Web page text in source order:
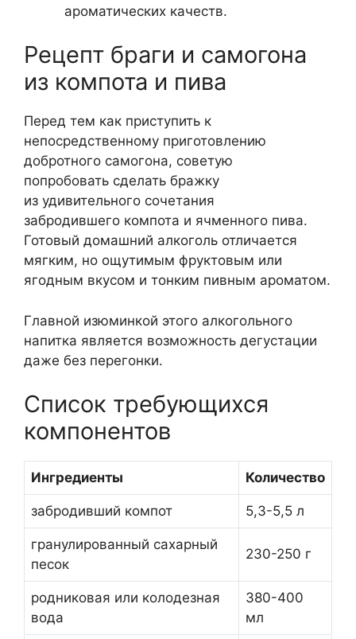
ароматических качеств.
Рецепт браги и самогона
из компота и пива
Перед тем как приступить к
непосредственному приготовлению
добротного самогона, советую
попробовать сделать бражку
из удивительного сочетания
забродившего компота и ячменного пива.
Готовый домашний алкоголь отличается
мягким, но ощутимым фруктовым или
ягодным вкусом и тонким пивным ароматом.
Главной изюминкой этого алкогольного
напитка является возможность дегустации
даже без перегонки.
Список требующихся
компонентов
Ингредиенты Количество
забродивший компот 5,3-5,5 л
гранулированный сахарный
песок
230-250 г
родниковая или колодезная
вода
380-400
мл